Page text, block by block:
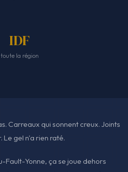
IDF
toute la région
Carreaux qui sonnent creux. Joints
Le gel n'a rien raté.
Fault-Yonne, ça se joue dehors